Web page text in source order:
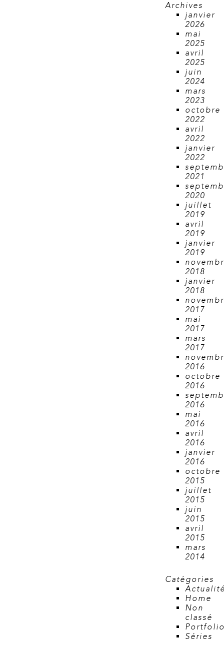
Archives
janvier
2026
mai
2025
avril
2025
juin
2024
mars
2023
octobre
2022
avril
2022
janvier
2022
2021
2020
juillet
2019
avril
2019
janvier
2019
2018
janvier
2018
2017
mai
2017
mars
2017
2016
octobre
2016
2016
mai
2016
avril
2016
janvier
2016
octobre
2015
juillet
2015
juin
2015
avril
2015
mars
2014
Catégories
Home
Non
classé
Séries